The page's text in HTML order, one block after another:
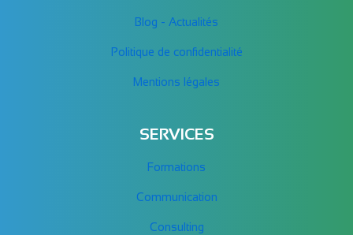
Blog - Actualités
Politique de confidentialité
Mentions légales
SERVICES
Formations
Communication
Consulting